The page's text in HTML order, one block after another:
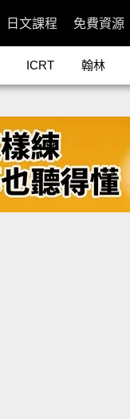
日文課程 免費資源
ICRT 翰林